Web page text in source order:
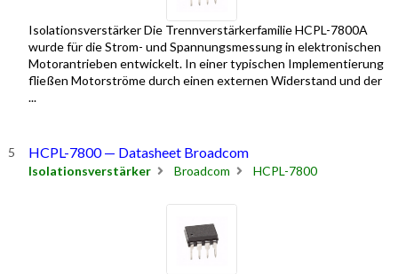
Isolationsverstärker Die Trennverstärkerfamilie HCPL-7800A
wurde für die Strom- und Spannungsmessung in elektronischen
Motorantrieben entwickelt. In einer typischen Implementierung
fließen Motorströme durch einen externen Widerstand und der
...
HCPL-7800 — Datasheet Broadcom
Isolationsverstärker Broadcom HCPL-7800